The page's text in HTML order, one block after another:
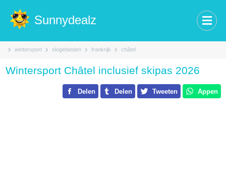
wintersport skigebieden frankrijk châtel
Sunnydealz
Wintersport Châtel inclusief skipas 2026
Delen Delen Tweeten Appen